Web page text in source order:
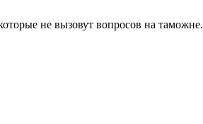
не вызовут вопросов на таможне.